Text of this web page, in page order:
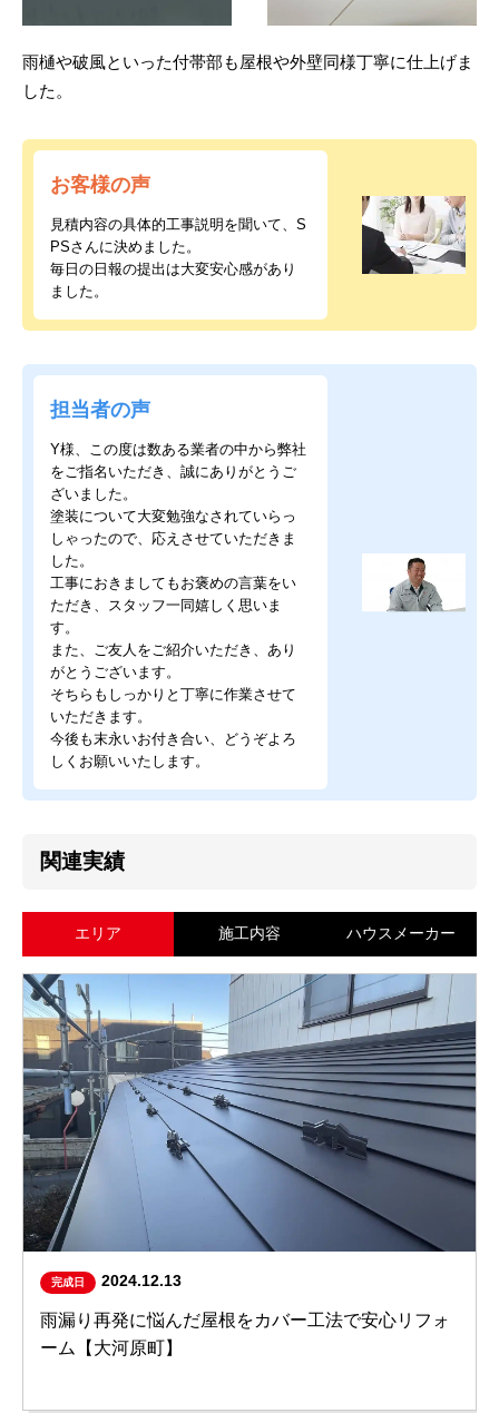
雨樋や破風といった付帯部も屋根や外壁同様丁寧に仕上げま
した。
お客様の声
見積内容の具体的工事説明を聞いて、S
PSさんに決めました。
毎日の日報の提出は大変安心感があり
ました。
担当者の声
Y様、この度は数ある業者の中から弊社
をご指名いただき、誠にありがとうご
ざいました。
塗装について大変勉強なされていらっ
しゃったので、応えさせていただきま
した。
工事におきましてもお褒めの言葉をい
ただき、スタッフ一同嬉しく思いま
す。
また、ご友人をご紹介いただき、あり
がとうございます。
そちらもしっかりと丁寧に作業させて
いただきます。
今後も末永いお付き合い、どうぞよろ
しくお願いいたします。
関連実績
エリア 施工内容 ハウスメーカー
完成日 2024.12.13
雨漏り再発に悩んだ屋根をカバー工法で安心リフォ
ーム【大河原町】